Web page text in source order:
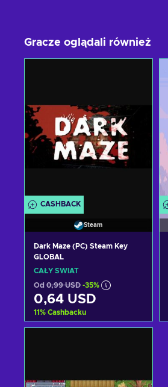
Gracze oglądali również
CASHBACK
Steam
Dark Maze (PC) Steam Key
GLOBAL
CAŁY ŚWIAT
Od 0,99 USD -35%
0,64 USD
11% Cashbacku